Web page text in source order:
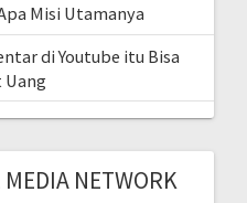
Misi Utamanya
di Youtube itu Bisa
Uang
NETWORK